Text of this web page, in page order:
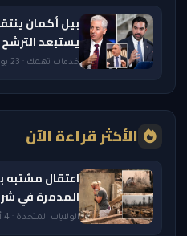
بيل أكمان
يستبعد الترشح
خدمات تهمك · 23 يوليو 2026 — 5:35 PM
الأكثر قراءة الآن
اعتقال مشتبه
المدمرة في
الولايات المتحدة · 4 أغسطس 2026 — 2:20 AM